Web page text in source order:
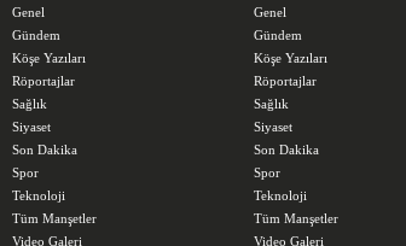
Genel
Gündem
Köşe Yazıları
Röportajlar
Sağlık
Siyaset
Son Dakika
Spor
Teknoloji
Tüm Manşetler
Video Galeri
Genel
Gündem
Köşe Yazıları
Röportajlar
Sağlık
Siyaset
Son Dakika
Spor
Teknoloji
Tüm Manşetler
Video Galeri